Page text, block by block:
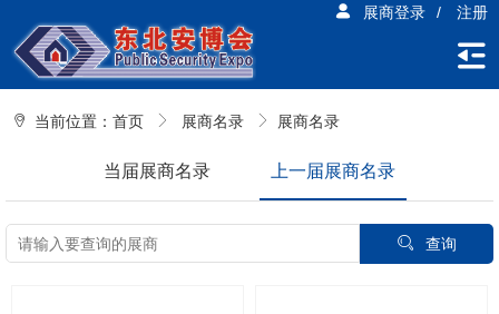
展商登录 / 注册
当前位置： 首页 展商名录 展商名录
当届展商名录 上一届展商名录
查询